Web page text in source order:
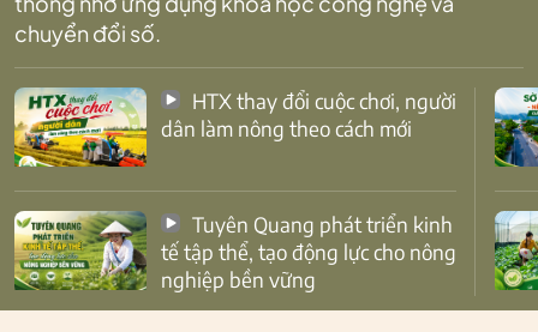
chuyển đổi số.
dân làm nông theo cách mới
tế tập thể, tạo động lực cho nông
nghiệp bền vững